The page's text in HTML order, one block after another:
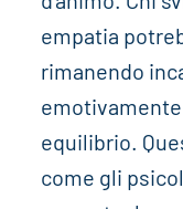
empatia
rimanendo
equilibrio.
come gli